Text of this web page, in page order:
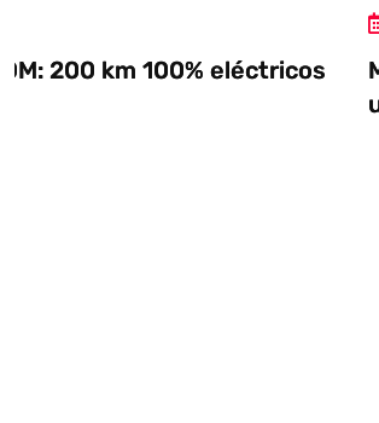
Mazda dona motores
universidad de